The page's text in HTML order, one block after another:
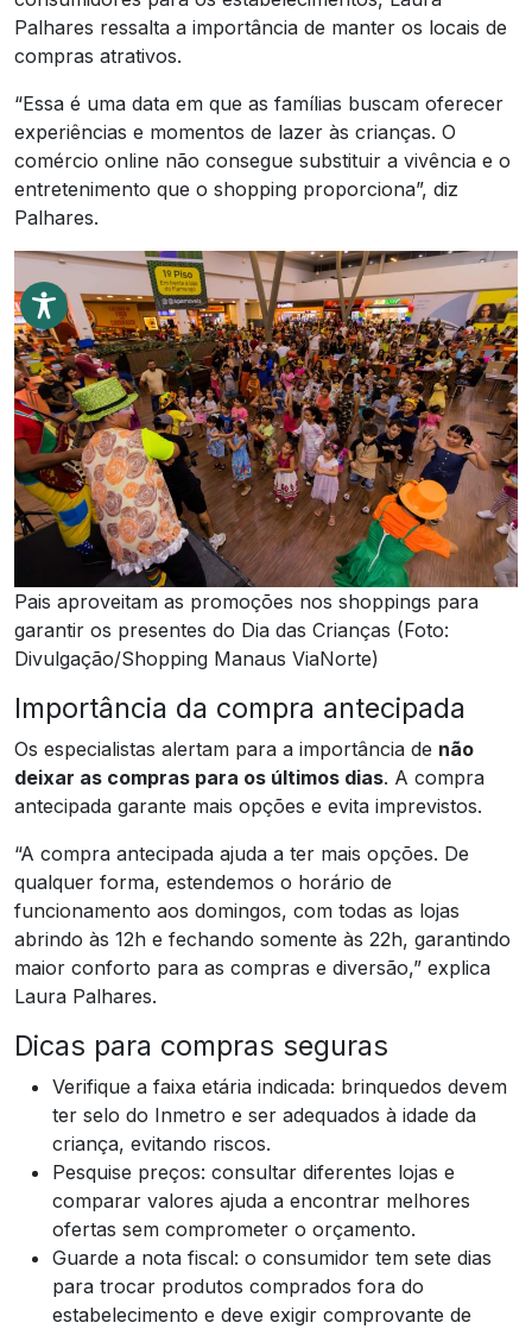
Palhares ressalta a importância de manter os locais de
compras atrativos.
“Essa é uma data em que as famílias buscam oferecer
experiências e momentos de lazer às crianças. O
comércio online não consegue substituir a vivência e o
entretenimento que o shopping proporciona”, diz
Palhares.
Pais aproveitam as promoções nos shoppings para
garantir os presentes do Dia das Crianças (Foto:
Divulgação/Shopping Manaus ViaNorte)
Importância da compra antecipada
Os especialistas alertam para a importância de não
deixar as compras para os últimos dias. A compra
antecipada garante mais opções e evita imprevistos.
“A compra antecipada ajuda a ter mais opções. De
qualquer forma, estendemos o horário de
funcionamento aos domingos, com todas as lojas
abrindo às 12h e fechando somente às 22h, garantindo
maior conforto para as compras e diversão,” explica
Laura Palhares.
Dicas para compras seguras
Verifique a faixa etária indicada: brinquedos devem
ter selo do Inmetro e ser adequados à idade da
criança, evitando riscos.
Pesquise preços: consultar diferentes lojas e
comparar valores ajuda a encontrar melhores
ofertas sem comprometer o orçamento.
Guarde a nota fiscal: o consumidor tem sete dias
para trocar produtos comprados fora do
estabelecimento e deve exigir comprovante de